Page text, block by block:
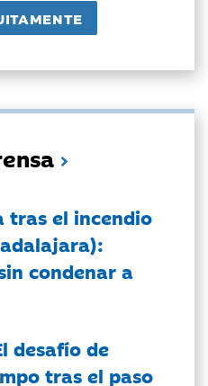
tras el incendio
condenar a
desafío de
tras el paso